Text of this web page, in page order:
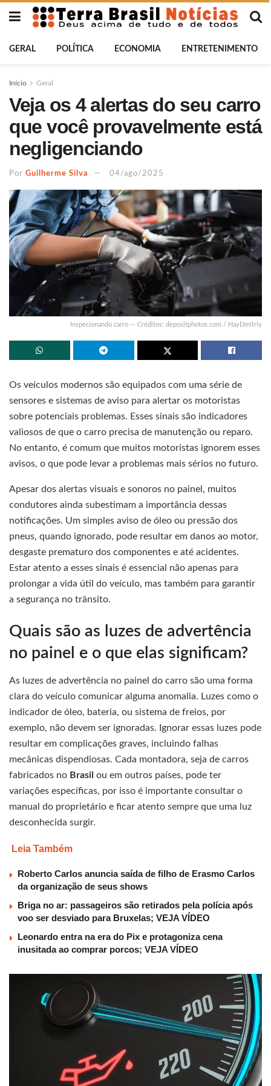
GERAL POLÍTICA ECONOMIA ENTRETENIMENTO
Início Geral
Veja os 4 alertas do seu carro
que você provavelmente está
negligenciando
Por Guilherme Silva 04/ago/2025
Inspecionando carro — Créditos: depositphotos.com / HayDmitriy
Os veículos modernos são equipados com uma série de
sensores e sistemas de aviso para alertar os motoristas
sobre potenciais problemas. Esses sinais são indicadores
valiosos de que o carro precisa de manutenção ou reparo.
No entanto, é comum que muitos motoristas ignorem esses
avisos, o que pode levar a problemas mais sérios no futuro.
Apesar dos alertas visuais e sonoros no painel, muitos
condutores ainda subestimam a importância dessas
notificações. Um simples aviso de óleo ou pressão dos
pneus, quando ignorado, pode resultar em danos ao motor,
desgaste prematuro dos componentes e até acidentes.
Estar atento a esses sinais é essencial não apenas para
prolongar a vida útil do veículo, mas também para garantir
a segurança no trânsito.
Quais são as luzes de advertência
no painel e o que elas significam?
As luzes de advertência no painel do carro são uma forma
clara do veículo comunicar alguma anomalia. Luzes como o
indicador de óleo, bateria, ou sistema de freios, por
exemplo, não devem ser ignoradas. Ignorar essas luzes pode
resultar em complicações graves, incluindo falhas
mecânicas dispendiosas. Cada montadora, seja de carros
fabricados no Brasil ou em outros países, pode ter
variações específicas, por isso é importante consultar o
manual do proprietário e ficar atento sempre que uma luz
desconhecida surgir.
Leia Também
Roberto Carlos anuncia saída de filho de Erasmo Carlos
da organização de seus shows
Briga no ar: passageiros são retirados pela polícia após
voo ser desviado para Bruxelas; VEJA VÍDEO
Leonardo entra na era do Pix e protagoniza cena
inusitada ao comprar porcos; VEJA VÍDEO